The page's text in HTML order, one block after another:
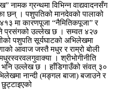
नामक ग्रन्थमा विभिन्न वाद्यवादनसँग
छन् । पशुपतिको मानदेवको पालाको
मा कारणपूजा “नैमितिकपूजा” र
प्रसंगको उल्लेख छ । सम्वत ४२७
पशुपति सूर्यघाटको अभिलेखमा
आवाज जस्तै मधुर र राम्रो बोली
। श्रीभोगीनीति
उल्लेख छ । हाँडिगाउँको संवत् ३०
नान्दी (मङ्गल बाजा) बजाउने र